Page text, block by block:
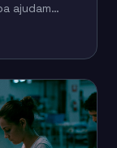
ajudam